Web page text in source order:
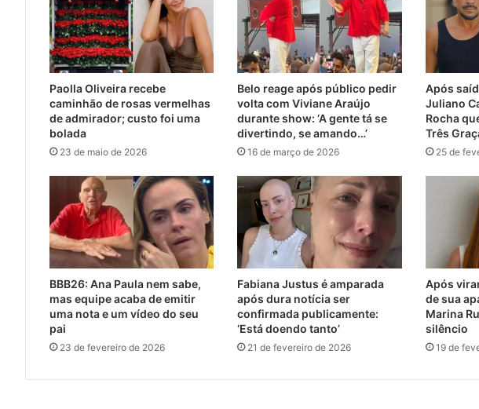
Paolla Oliveira recebe
caminhão de rosas vermelhas
de admirador; custo foi uma
bolada
23 de maio de 2026
Belo reage após público pedir
volta com Viviane Araújo
durante show: ‘A gente tá se
divertindo, se amando…’
16 de março de 2026
Após
Juliano
Rocha
Três
25 de
BBB26: Ana Paula nem sabe,
mas equipe acaba de emitir
uma nota e um vídeo do seu
pai
23 de fevereiro de 2026
Fabiana Justus é amparada
após dura notícia ser
confirmada publicamente:
‘Está doendo tanto’
21 de fevereiro de 2026
Após
de sua
Marina
silêncio
19 de